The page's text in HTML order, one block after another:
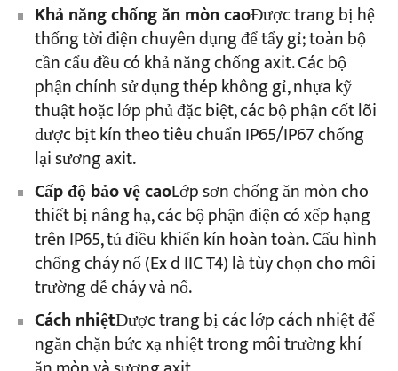
Khả năng chống ăn mòn caoĐược trang bị hệ
thống tời điện chuyên dụng để tẩy gỉ; toàn bộ
cần cẩu đều có khả năng chống axit. Các bộ
phận chính sử dụng thép không gỉ, nhựa kỹ
thuật hoặc lớp phủ đặc biệt, các bộ phận cốt lõi
được bịt kín theo tiêu chuẩn IP65/IP67 chống
lại sương axit.
Cấp độ bảo vệ caoLớp sơn chống ăn mòn cho
thiết bị nâng hạ, các bộ phận điện có xếp hạng
trên IP65, tủ điều khiển kín hoàn toàn. Cấu hình
chống cháy nổ (Ex d IIC T4) là tùy chọn cho môi
trường dễ cháy và nổ.
Cách nhiệtĐược trang bị các lớp cách nhiệt để
ngăn chặn bức xạ nhiệt trong môi trường khí